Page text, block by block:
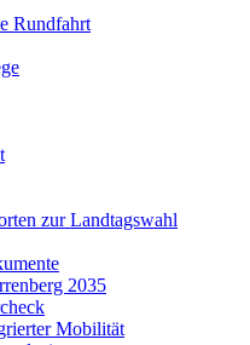
Rundfahrt
zur Landtagswahl
2035
Mobilität